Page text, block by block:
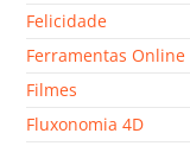
Felicidade
Ferramentas Online
Filmes
Fluxonomia 4D